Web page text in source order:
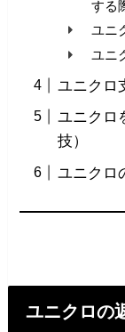
する
ユニ
ユニ
ユニクロ
ユニクロ
技）
ユニクロ
ユニクロの